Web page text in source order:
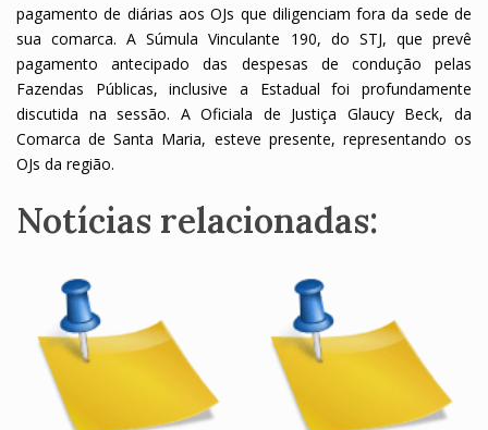
pagamento de diárias aos OJs que diligenciam fora da sede de
sua comarca. A Súmula Vinculante 190, do STJ, que prevê
pagamento antecipado das despesas de condução pelas
Fazendas Públicas, inclusive a Estadual foi profundamente
discutida na sessão. A Oficiala de Justiça Glaucy Beck, da
Comarca de Santa Maria, esteve presente, representando os
OJs da região.
Notícias relacionadas: